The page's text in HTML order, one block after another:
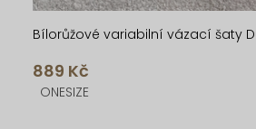
Bílorůžové variabilní vázací šaty
889 Kč
ONESIZE